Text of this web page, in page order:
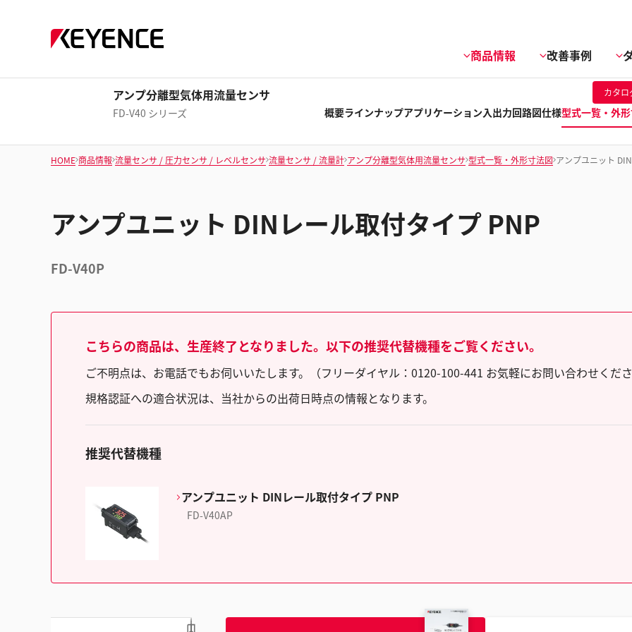
商品情報 改善事例
アンプ分離型気体用流量センサ
FD-V40 シリーズ
カタロ
概要ラインナップアプリケーション入出力回路図仕様型式一覧・外
HOME 商品情報 流量センサ / 圧力センサ / レベルセンサ 流量センサ / 流量計 アンプ分離型気体用流量センサ 型式一覧・外形寸法図 アンプユニット
アンプユニット DINレール取付タイプ PNP
FD-V40P
こちらの商品は、生産終了となりました。以下の推奨代替機種をご覧ください。
ご不明点は、お電話でもお伺いいたします。（フリーダイヤル：0120-100-441 お気軽にお問い合わせくだ
規格認証への適合状況は、当社からの出荷日時点の情報となります。
推奨代替機種
アンプユニット DINレール取付タイプ PNP
FD-V40AP